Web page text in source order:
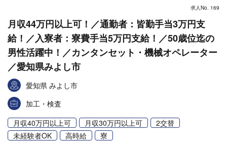
求人No. 169
月収44万円以上可！／通勤者：皆勤手当3万円支
給！／入寮者：寮費手当5万円支給！／50歳位迄の
男性活躍中！／カンタンセット・機械オペレーター
／愛知県みよし市
愛知県 みよし市
加工・検査
月収40万円以上可
月収30万円以上可
2交替
未経験者OK
高時給 寮